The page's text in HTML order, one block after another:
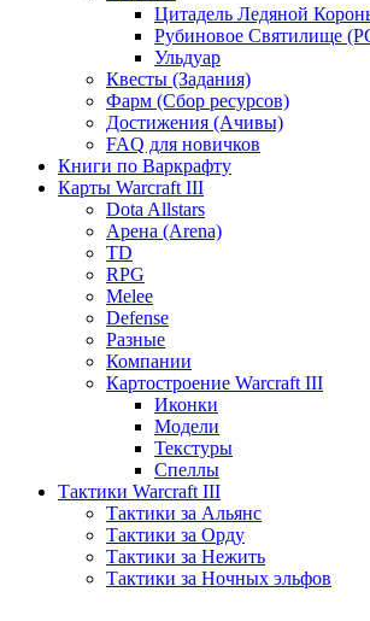
Цитадель Ледяной
Рубиновое Святилище
Ульдуар
Квесты (Задания)
Фарм (Сбор ресурсов)
Достижения (Ачивы)
FAQ для новичков
Книги по Варкрафту
Карты Warcraft III
Dota Allstars
Арена (Arena)
TD
RPG
Melee
Defense
Разные
Компании
Картостроение Warcraft III
Иконки
Модели
Текстуры
Спеллы
Тактики Warcraft III
Тактики за Альянс
Тактики за Орду
Тактики за Нежить
Тактики за Ночных эльфов